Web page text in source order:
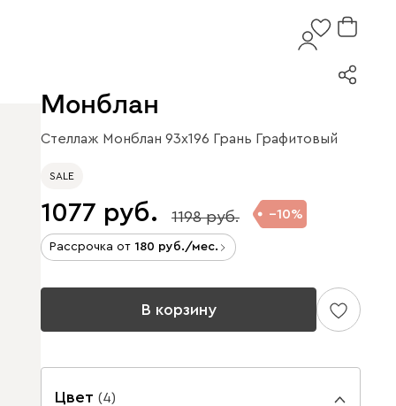
Монблан
Стеллаж Монблан 93x196 Грань Графитовый
SALE
1077 1198 10
Рассрочка от 180 /мес.
В корзину
Цвет (4)